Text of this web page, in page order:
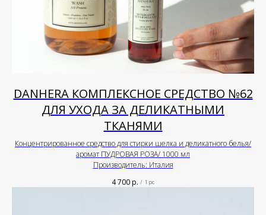
DANHERA КОМПЛЕКСНОЕ СРЕДСТВО №62
ДЛЯ УХОДА ЗА ДЕЛИКАТНЫМИ
ТКАНЯМИ
Концентрированное средство для стирки шелка и деликатного белья/
аромат ПУДРОВАЯ РОЗА/ 1000 мл
Производитель: Италия
4 700р. / 1 pc